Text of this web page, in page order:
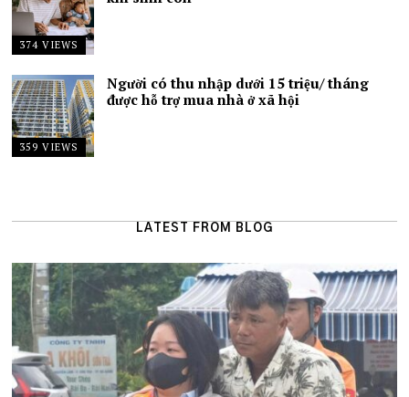
374 VIEWS
359 VIEWS
Người có thu nhập dưới 15 triệu/ tháng
được hỗ trợ mua nhà ở xã hội
LATEST FROM BLOG